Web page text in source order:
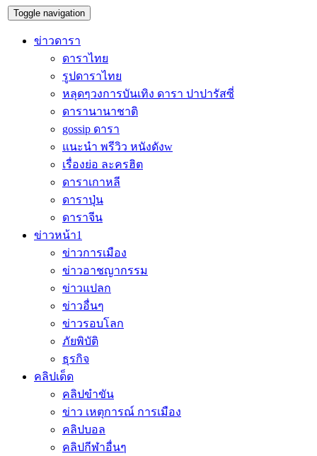
Toggle navigation
ข่าวดารา
ดาราไทย
รูปดาราไทย
หลุดๆวงการบันเทิง ดารา ปาปารัสซี่
ดารานานาชาติ
gossip ดารา
แนะนำ พรีวิว หนังดังw
เรื่องย่อ ละครฮิต
ดาราเกาหลี
ดาราปุ่น
ดาราจีน
ข่าวหน้า1
ข่าวการเมือง
ข่าวอาชญากรรม
ข่าวแปลก
ข่าวอื่นๆ
ข่าวรอบโลก
ภัยพิบัติ
ธุรกิจ
คลิปเด็ด
คลิปขำขัน
ข่าว เหตุการณ์ การเมือง
คลิปบอล
คลิปกีฬาอื่นๆ